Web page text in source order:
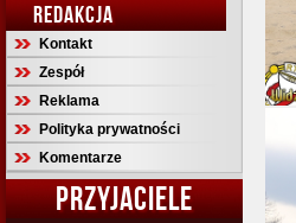
REDAKCJA
Kontakt
Zespół
Reklama
Polityka prywatności
Komentarze
PRZYJACIELE